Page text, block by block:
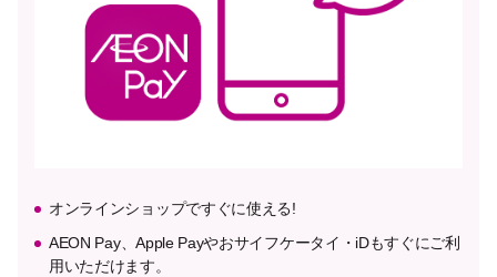
オンラインショップですぐに使える!
AEON Pay、Apple Payやおサイフケータイ・iDもすぐにご利
用いただけます。